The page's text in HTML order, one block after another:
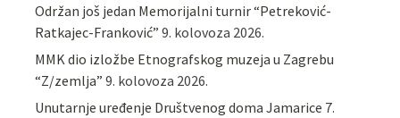
Održan još jedan Memorijalni turnir “Petreković-
Ratkajec-Franković” 9. kolovoza 2026.
MMK dio izložbe Etnografskog muzeja u Zagrebu
“Z/zemlja” 9. kolovoza 2026.
Unutarnje uređenje Društvenog doma Jamarice 7.